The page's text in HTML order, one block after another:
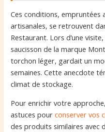
Ces conditions, empruntées
artisanales, se retrouvent
Restaurant. Lors d’une
saucisson de la marque
torchon léger, gardait un
semaines. Cette anecdote
climat de stockage.
Pour enrichir votre
astuces pourconserver vos
des produits similaires avec